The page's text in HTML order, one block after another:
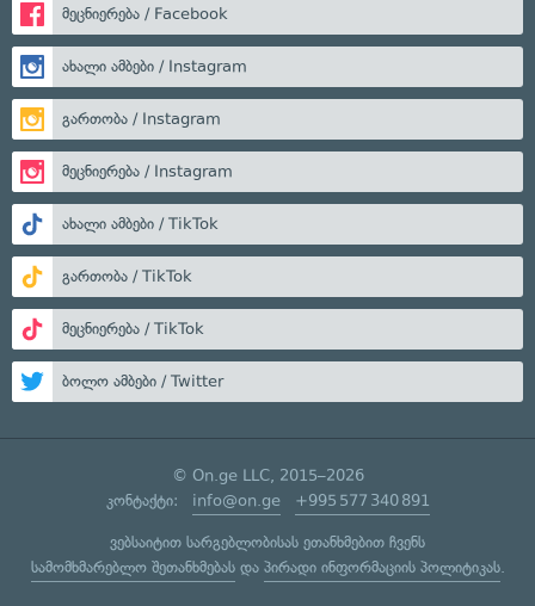
მეცნიერება / Facebook
ახალი ამბები / Instagram
გართობა / Instagram
მეცნიერება / Instagram
ახალი ამბები / TikTok
გართობა / TikTok
მეცნიერება / TikTok
ბოლო ამბები / Twitter
© On.ge LLC, 2015–2026
კონტაქტი: info@on.ge +995 577 340 891
ვებსაიტით სარგებლობისას ეთანხმებით ჩვენს
სამომხმარებლო შეთანხმებასდა პირადი ინფორმაციის პოლიტიკას.